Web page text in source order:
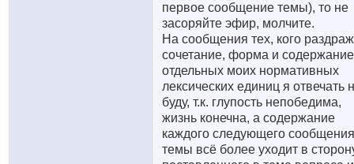
первое сообщение темы), то не
засоряйте эфир, молчите.
На сообщения тех, кого
сочетание, форма и содержание
отдельных моих нормативных
лексических единиц я отвечать
буду, т.к. глупость непобедима,
жизнь конечна, а содержание
каждого следующего сообщения
темы всё более уходит в